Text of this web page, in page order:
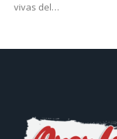
vivas del…